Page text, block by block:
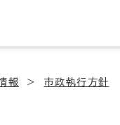
報 市政執行方針